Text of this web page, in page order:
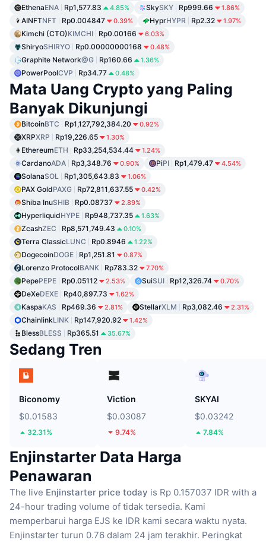
EthenaENA Rp1,577.83 4.85% SkySKY Rp999.66 1.86%
AINFTNFT Rp0.004847 0.39% HyprHYPR Rp2.32 1.97%
Kimchi (CTO)KIMCHI Rp0.00166 6.03%
ShiryoSHIRYO Rp0.00000000168 0.48%
Graphite Network@G Rp160.66 1.36%
PowerPoolCVP Rp34.77 0.48%
Mata Uang Crypto yang Paling
Banyak Dikunjungi
BitcoinBTC Rp1,127,792,384.20 0.92%
XRPXRP Rp19,226.65 1.30%
EthereumETH Rp33,254,534.44 1.24%
CardanoADA Rp3,348.76 0.90% PiPI Rp1,479.47 4.54%
SolanaSOL Rp1,305,643.83 1.06%
PAX GoldPAXG Rp72,811,637.55 0.42%
Shiba InuSHIB Rp0.08737 2.89%
HyperliquidHYPE Rp948,737.35 1.63%
ZcashZEC Rp8,571,749.43 0.10%
Terra ClassicLUNC Rp0.8946 1.22%
DogecoinDOGE Rp1,251.81 0.87%
Lorenzo ProtocolBANK Rp783.32 7.70%
PepePEPE Rp0.05112 2.53% SuiSUI Rp12,326.74 0.70%
DeXeDEXE Rp40,897.73 1.62%
KaspaKAS Rp469.36 2.81% StellarXLM Rp3,082.46 2.31%
ChainlinkLINK Rp147,920.92 1.42%
BlessBLESS Rp365.51 35.67%
Sedang Tren
Biconomy
$0.01583
32.31%
Viction
$0.03087
9.74%
SKYAI
$0.03242
7.84%
Enjinstarter Data Harga
Penawaran
The live Enjinstarter price today is Rp 0.157037 IDR with a
24-hour trading volume of tidak tersedia. Kami
memperbarui harga EJS ke IDR kami secara waktu nyata.
Enjinstarter turun 0.76 dalam 24 jam terakhir. Peringkat